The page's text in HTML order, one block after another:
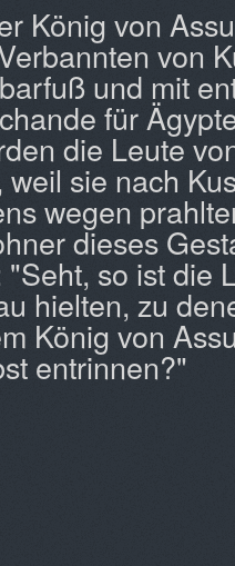
König von
von
und mit
für
die Leute
sie nach
wegen
dieses
so ist die
hielten, zu
König von
entrinnen?"